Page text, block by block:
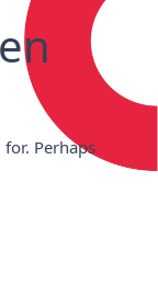
Perhaps